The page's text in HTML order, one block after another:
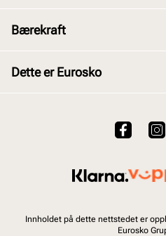
Barn
Kjøpsbetingelser
Brukervilkår for nettstedet
Ofte stilte spørsmål
Bærekraft
Dette er Eurosko
Innholdet på dette nettstedet er
Eurosko